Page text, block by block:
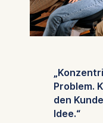
Problem.
den
Idee.“